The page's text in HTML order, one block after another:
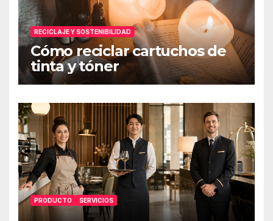
RECICLAJE Y SOSTENIBILIDAD
Cómo reciclar cartuchos de
tinta y tóner
PRODUCTO SERVICIOS